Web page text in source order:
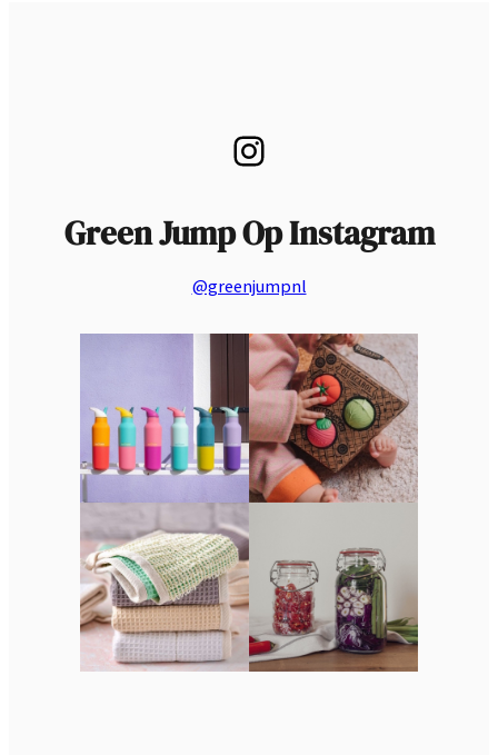
Instagram
Green Jump Op Instagram
@greenjumpnl